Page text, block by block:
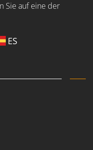
Sie auf eine der
ES